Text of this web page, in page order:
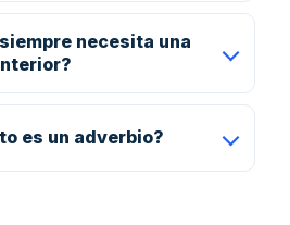
necesita una
es un adverbio?